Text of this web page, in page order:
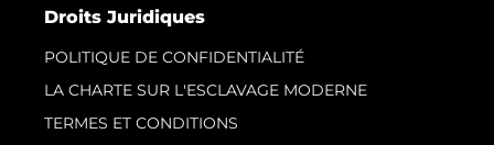
Droits Juridiques
POLITIQUE DE CONFIDENTIALITÉ
LA CHARTE SUR L'ESCLAVAGE MODERNE
TERMES ET CONDITIONS